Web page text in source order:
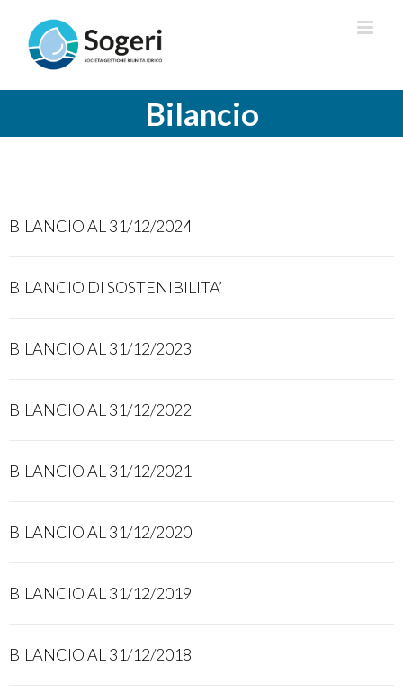
contenuto
Bilancio
BILANCIO AL 31/12/2024
BILANCIO DI SOSTENIBILITA’
BILANCIO AL 31/12/2023
BILANCIO AL 31/12/2022
BILANCIO AL 31/12/2021
BILANCIO AL 31/12/2020
BILANCIO AL 31/12/2019
BILANCIO AL 31/12/2018